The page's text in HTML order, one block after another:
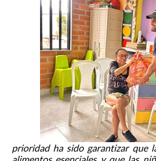
prioridad ha sido garantizar que